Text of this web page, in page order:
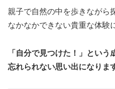
親子で自然の中を歩きながら
なかなかできない貴重な体験
「自分で見つけた！」とい
忘れられない思い出になりま